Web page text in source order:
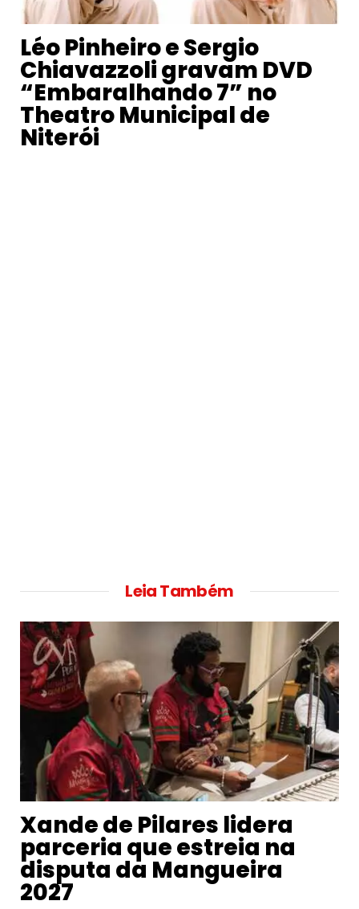
Léo Pinheiro e Sergio
Chiavazzoli gravam DVD
“Embaralhando 7” no
Theatro Municipal de
Niterói
Leia Também
Xande de Pilares lidera
parceria que estreia na
disputa da Mangueira
2027